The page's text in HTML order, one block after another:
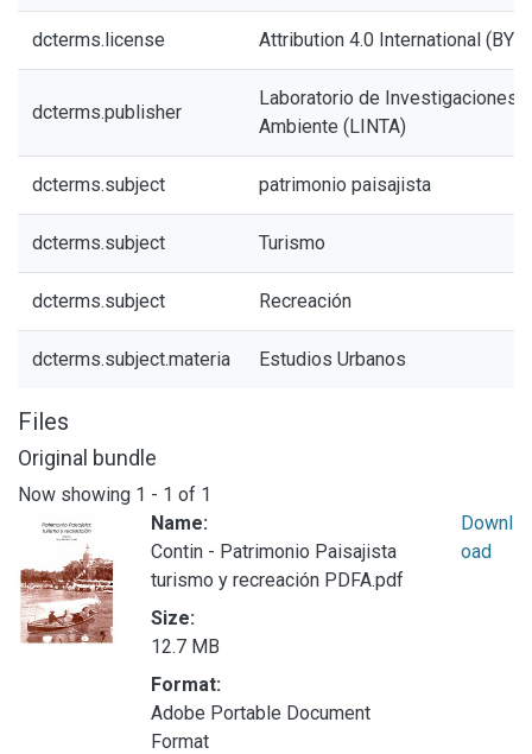
dcterms.license Attribution 4.0 International (BY
dcterms.publisher
Laboratorio de Investigaciones
Ambiente (LINTA)
dcterms.subject patrimonio paisajista
dcterms.subject Turismo
dcterms.subject Recreación
dcterms.subject.materia Estudios Urbanos
Files
Original bundle
Now showing 1 - 1 of 1
Name:
Contin - Patrimonio Paisajista
turismo y recreación PDFA.pdf
Size:
12.7 MB
Format:
Adobe Portable Document
Format
Downl
oad